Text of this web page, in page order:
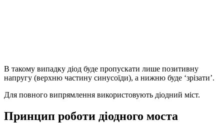
В такому випадку діод буде пропускати лише позитивну
напругу (верхню частину синусоїди), а нижню буде ‘зрізати’.
Для повного випрямлення використовують діодний міст.
Принцип роботи діодного моста